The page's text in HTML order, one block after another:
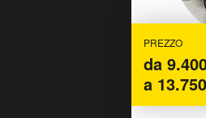
PREZZO
da
a